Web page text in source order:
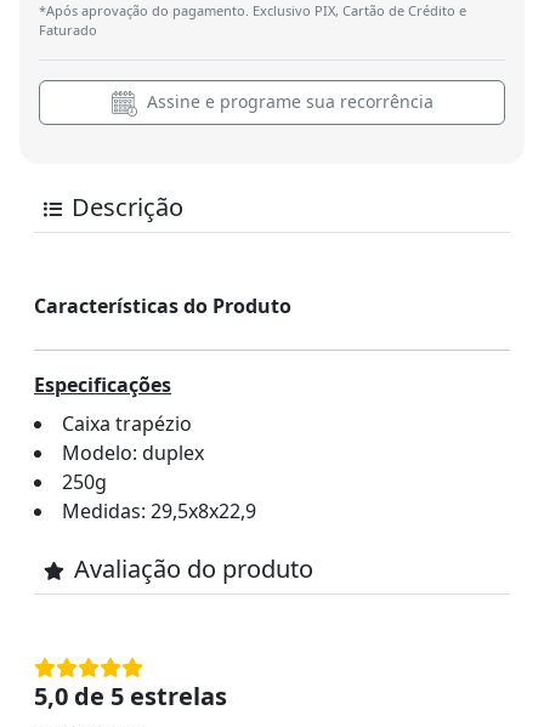
*Após aprovação do pagamento. Exclusivo PIX, Cartão de Crédito e
Faturado
Assine e programe sua recorrência
Descrição
Características do Produto
Especificações
Caixa trapézio
Modelo: duplex
250g
Medidas: 29,5x8x22,9
Avaliação do produto
5,0 de 5 estrelas